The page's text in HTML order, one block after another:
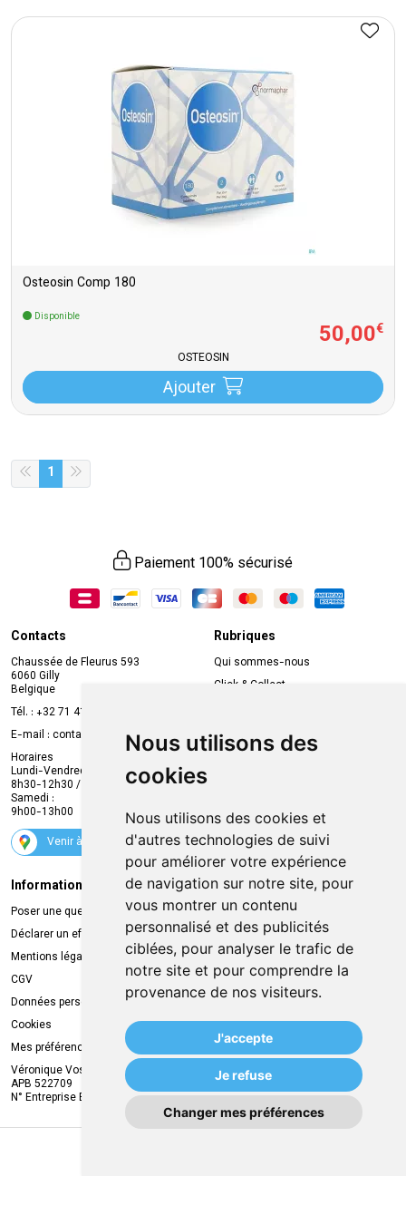
Nous utilisons des
cookies
Nous utilisons des cookies et
d'autres technologies de suivi
pour améliorer votre expérience
de navigation sur notre site, pour
vous montrer un contenu
personnalisé et des publicités
ciblées, pour analyser le trafic de
notre site et pour comprendre la
provenance de nos visiteurs.
J'accepte
Je refuse
Changer mes préférences
Osteosin Comp 180
Disponible
50,00€
OSTEOSIN
Ajouter
1
Paiement 100% sécurisé
Contacts
Chaussée de Fleurus 593
6060 Gilly
Belgique
Tél. : +32 71 41 32 10
E-mail : contact
mvapharma.be
Horaires
Lundi-Vendredi :
8h30-12h30 / 13h30-18h30
Samedi :
9h00-13h00
Venir à la pharmacie
Rubriques
Qui sommes-nous
Click & Collect
Compte professionnel
Envoi d’ordonnance
Suivez-nous
Informations légales
Poser une question
Déclarer un effet indésirable
Mentions légales
CGV
Données personnelles
Cookies
Mes préférences Cookies
Véronique Vos
APB 522709
N° Entreprise BE0749.944.612
Livraison
Retrait à la pharmacie
Livraison chez vous
Livraison dans un Point Relais